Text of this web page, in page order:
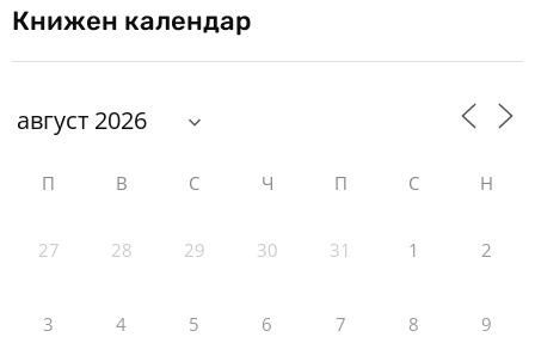
Книжен календар
П В С Ч П С Н
27 28 29 30 31 1 2
3 4 5 6 7 8 9